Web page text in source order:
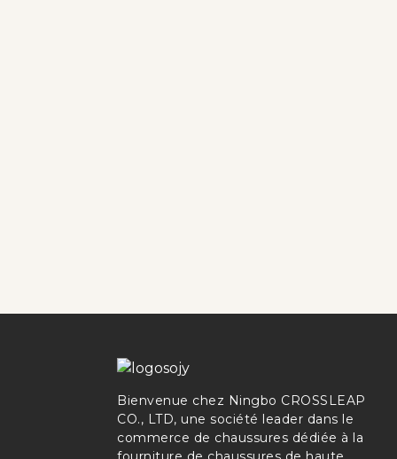
Bienvenue chez Ningbo CROSSLEAP
CO., LTD, une société leader dans le
commerce de chaussures dédiée à la